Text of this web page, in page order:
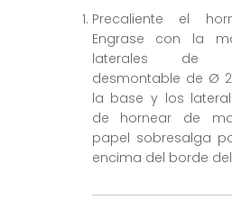
Precaliente el
Engrase con la
laterales de
desmontable de Ø
la base y los
de hornear de
papel sobresalga
encima del borde